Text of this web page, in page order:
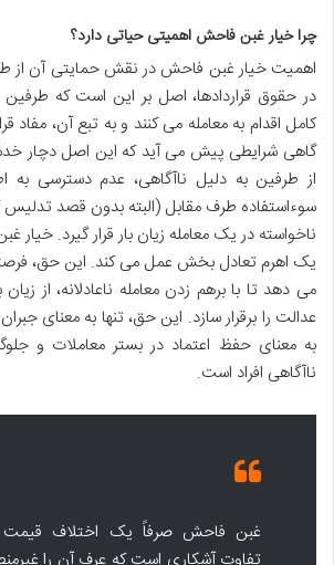
چرا خیار غبن فاحش اهمیتی حیاتی دارد؟
اهمیت خیار غبن فاحش در نقش حمایتی آن از
در حقوق قراردادها، اصل بر این است که طرفین
کامل اقدام به معامله می کنند و به تبع آن، مفاد
گاهی شرایطی پیش می آید که این اصل دچار
از طرفین به دلیل ناآگاهی، عدم دسترسی به
سوءاستفاده طرف مقابل (البته بدون قصد
ناخواسته در یک معامله زیان بار قرار گیرد. خیار
یک اهرم تعادل بخش عمل می کند. این حق،
می دهد تا با برهم زدن معامله ناعادلانه، از
عدالت را برقرار سازد. این حق، تنها به معنای
به معنای حفظ اعتماد در بستر معاملات و
ناآگاهی افراد است.
غبن فاحش صرفاً یک اختلاف قیمت